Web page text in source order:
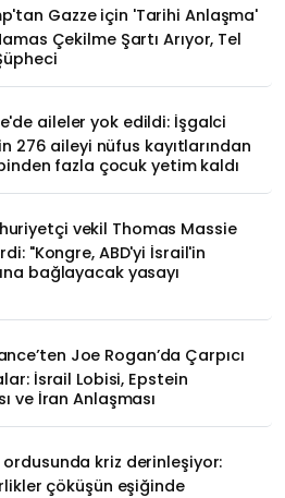
Gazze için 'Tarihi Anlaşma'
Çekilme Şartı Arıyor, Tel
aileler yok edildi: İşgalci
276 aileyi nüfus kayıtlarından
fazla çocuk yetim kaldı
vekil Thomas Massie
"Kongre, ABD'yi İsrail'in
bağlayacak yasayı
Joe Rogan’da Çarpıcı
İsrail Lobisi, Epstein
ve İran Anlaşması
ordusunda kriz derinleşiyor:
çöküşün eşiğinde